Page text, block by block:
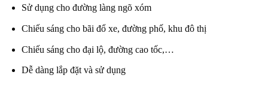
Sử dụng cho đường làng ngõ xóm
Chiếu sáng cho bãi đổ xe, đường phố, khu đô thị
Chiếu sáng cho đại lộ, đường cao tốc,…
Dễ dàng lắp đặt và sử dụng